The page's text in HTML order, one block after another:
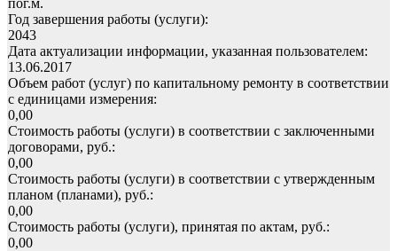
Год завершения работы (услуги):
2043
Дата актуализации информации, указанная пользователем:
13.06.2017
Объем работ (услуг) по капитальному ремонту в соответствии
с единицами измерения:
0,00
Стоимость работы (услуги) в соответствии с заключенными
договорами, руб.:
0,00
Стоимость работы (услуги) в соответствии с утвержденным
планом (планами), руб.:
0,00
Стоимость работы (услуги), принятая по актам, руб.:
0,00